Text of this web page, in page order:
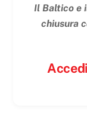
Il Baltico e
chiusura